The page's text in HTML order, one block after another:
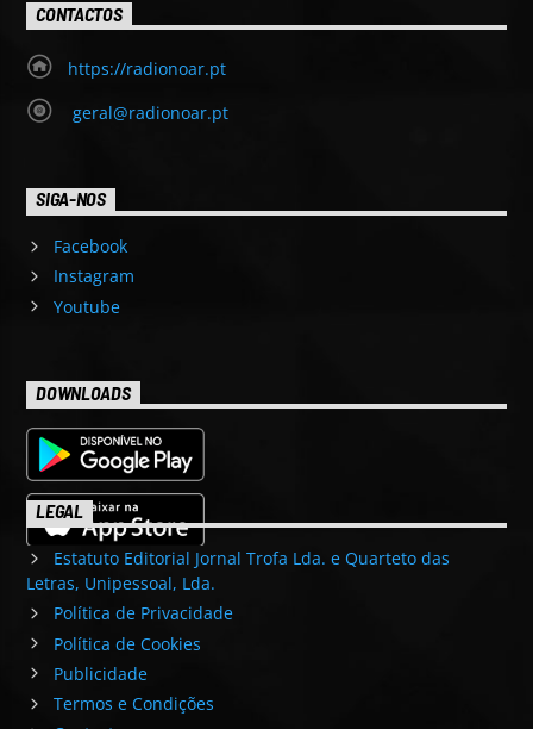
CONTACTOS
https://radionoar.pt
geral@radionoar.pt
SIGA-NOS
Facebook
Instagram
Youtube
DOWNLOADS
LEGAL
Estatuto Editorial Jornal Trofa Lda. e Quarteto das
Letras, Unipessoal, Lda.
Política de Privacidade
Política de Cookies
Publicidade
Termos e Condições